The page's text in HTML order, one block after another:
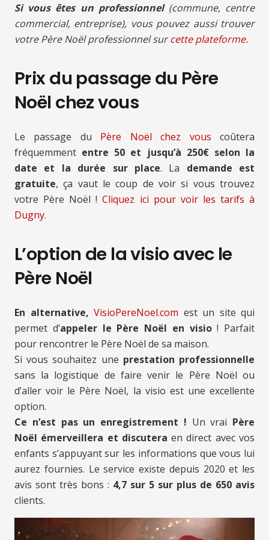
Si vous êtes un professionnel(commune, centre
commercial, entreprise), vous pouvez aussi trouver
votre Père Noël professionnel surcette plateforme.
Prix du passage du Père
Noël chez vous
Le passage du Père Noël chez vous coûtera
fréquemment entre 50 et jusqu’à 250€ selon la
date et la durée sur place. La demande est
gratuite, ça vaut le coup de voir si vous trouvez
votre Père Noël !Cliquez ici pour voir les tarifs à
Dugny.
L’option de la visio avec le
Père Noël
En alternative, VisioPereNoel.com est un site qui
permet d’appeler le Père Noël en visio! Parfait
pour rencontrer le Père Noël de sa maison.
Si vous souhaitez une prestation professionnelle
sans la logistique de faire venir le Père Noël ou
d’aller voir le Père Noël, la visio est une excellente
option.
Ce n’est pas un enregistrement ! Un vrai Père
Noël émerveillera et discutera en direct avec vos
enfants s’appuyant sur les informations que vous lui
aurez fournies. Le service existe depuis 2020 et les
avis sont très bons : 4,7 sur 5 sur plus de 650 avis
clients.